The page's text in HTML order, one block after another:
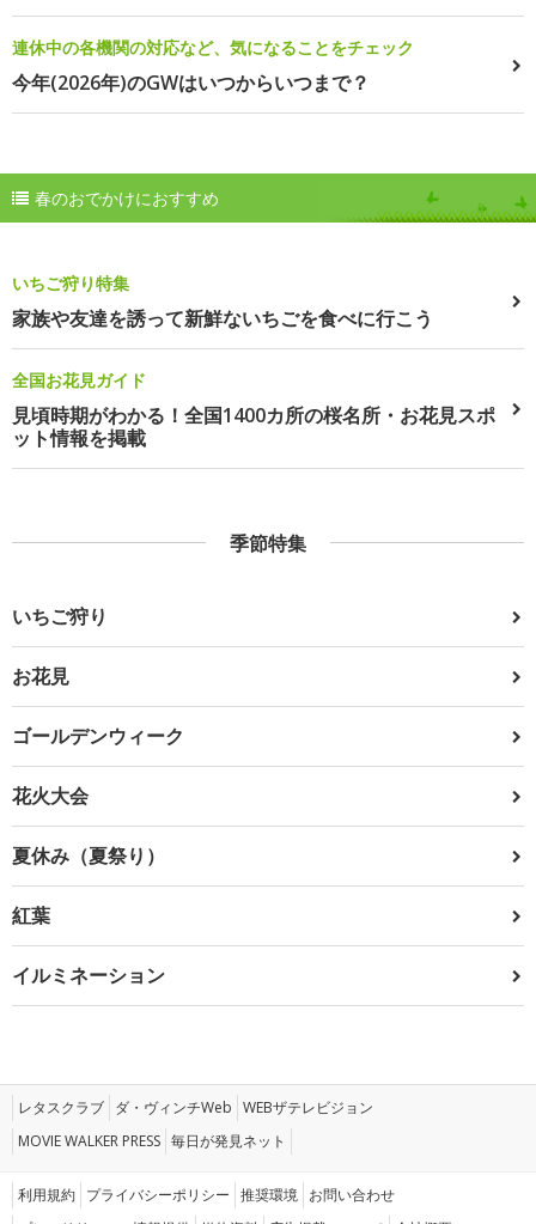
連休中の各機関の対応など、気になることをチェック
今年(2026年)のGWはいつからいつまで？
春のおでかけにおすすめ
いちご狩り特集
家族や友達を誘って新鮮ないちごを食べに行こう
全国お花見ガイド
見頃時期がわかる！全国1400カ所の桜名所・お花見スポ
ット情報を掲載
季節特集
いちご狩り
お花見
ゴールデンウィーク
花火大会
夏休み（夏祭り）
紅葉
イルミネーション
レタスクラブ ダ・ヴィンチWeb WEBザテレビジョン
MOVIE WALKER PRESS 毎日が発見ネット
利用規約 プライバシーポリシー 推奨環境 お問い合わせ